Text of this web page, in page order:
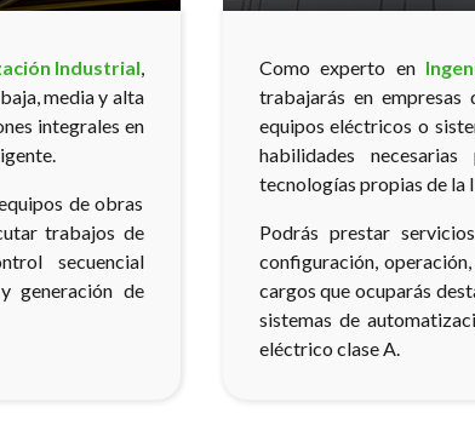
Industrial
media y alta
integrales en
de obras
trabajos de
secuencial
generación de
Como experto en
trabajarás en
equipos eléctricos o
habilidades
tecnologías propias de la
Podrás prestar
configuración,
cargos que ocuparás
sistemas de
eléctrico clase A.